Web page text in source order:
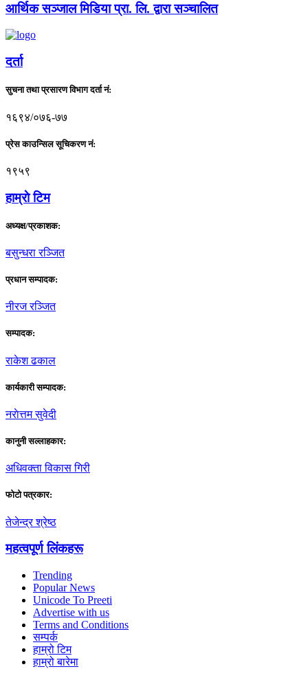
आर्थिक सञ्जाल मिडिया प्रा. लि. द्वारा सञ्चालित
दर्ता
सुचना तथा प्रसारण विभाग दर्ता नं:
१६९४/०७६-७७
प्रेस काउन्सिल सूचिकरण नं:
१९५९
हाम्राे टिम
अध्यक्ष/प्रकाशक:
बसुन्धरा रञ्जित
प्रधान सम्पादक:
नीरज रञ्जित
सम्पादक:
राकेश ढकाल
कार्यकारी सम्पादक:
नराेत्तम सुवेदी
कानुनी सल्लाहकार:
अधिवक्ता विकास गिरी
फाेटाे पत्रकार:
तेजेन्द्र श्रेष्ठ
महत्वपूर्ण लिंकहरू
Trending
Popular News
Unicode To Preeti
Advertise with us
Terms and Conditions
सम्पर्क
हाम्रो टिम
हाम्रो बारेमा